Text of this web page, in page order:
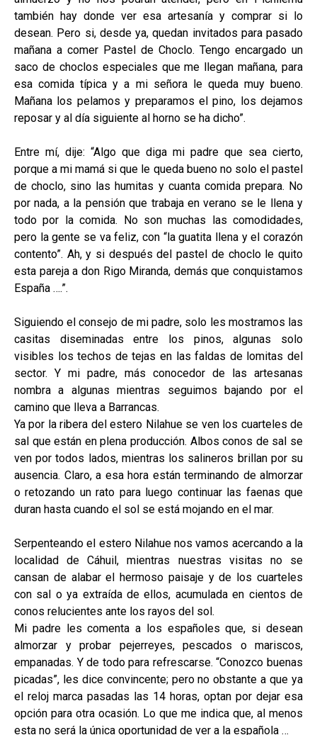
también hay donde ver esa artesanía y comprar si lo
desean. Pero si, desde ya, quedan invitados para pasado
mañana a comer Pastel de Choclo. Tengo encargado un
saco de choclos especiales que me llegan mañana, para
esa comida típica y a mi señora le queda muy bueno.
Mañana los pelamos y preparamos el pino, los dejamos
reposar y al día siguiente al horno se ha dicho”.
Entre mí, dije: “Algo que diga mi padre que sea cierto,
porque a mi mamá si que le queda bueno no solo el pastel
de choclo, sino las humitas y cuanta comida prepara. No
por nada, a la pensión que trabaja en verano se le llena y
todo por la comida. No son muchas las comodidades,
pero la gente se va feliz, con “la guatita llena y el corazón
contento”. Ah, y si después del pastel de choclo le quito
esta pareja a don Rigo Miranda, demás que conquistamos
España ….”.
Siguiendo el consejo de mi padre, solo les mostramos las
casitas diseminadas entre los pinos, algunas solo
visibles los techos de tejas en las faldas de lomitas del
sector. Y mi padre, más conocedor de las artesanas
nombra a algunas mientras seguimos bajando por el
camino que lleva a Barrancas.
Ya por la ribera del estero Nilahue se ven los cuarteles de
sal que están en plena producción. Albos conos de sal se
ven por todos lados, mientras los salineros brillan por su
ausencia. Claro, a esa hora están terminando de almorzar
o retozando un rato para luego continuar las faenas que
duran hasta cuando el sol se está mojando en el mar.
Serpenteando el estero Nilahue nos vamos acercando a la
localidad de Cáhuil, mientras nuestras visitas no se
cansan de alabar el hermoso paisaje y de los cuarteles
con sal o ya extraída de ellos, acumulada en cientos de
conos relucientes ante los rayos del sol.
Mi padre les comenta a los españoles que, si desean
almorzar y probar pejerreyes, pescados o mariscos,
empanadas. Y de todo para refrescarse. “Conozco buenas
picadas”, les dice convincente; pero no obstante a que ya
el reloj marca pasadas las 14 horas, optan por dejar esa
opción para otra ocasión. Lo que me indica que, al menos
esta no será la única oportunidad de ver a la española …